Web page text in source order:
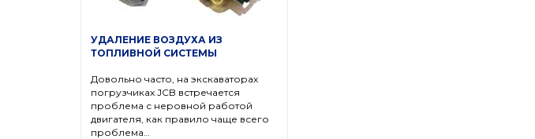
УДАЛЕНИЕ ВОЗДУХА ИЗ
ТОПЛИВНОЙ СИСТЕМЫ
Довольно часто, на экскаваторах
погрузчиках JCB встречается
проблема с неровной работой
двигателя, как правило чаще всего
проблема…